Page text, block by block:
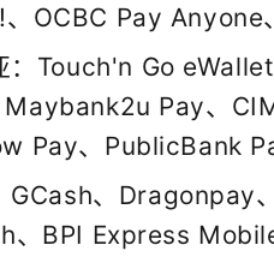
、OCBC Pay
：Touch'n Go
Pay、
Pay、PublicBank
GCash、Dragonpay
、BPI Express